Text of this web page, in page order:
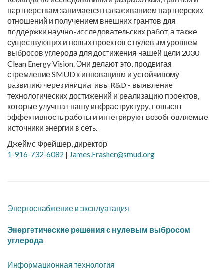
партнерствам занимается налаживанием партнерских
отношений и получением внешних грантов для
поддержки научно-исследовательских работ, а также
существующих и новых проектов с нулевым уровнем
выбросов углерода для достижения нашей цели 2030
Clean Energy Vision. Они делают это, продвигая
стремление SMUD к инновациям и устойчивому
развитию через инициативы R&D - выявление
технологических достижений и реализацию проектов,
которые улучшат нашу инфраструктуру, повысят
эффективность работы и интегрируют возобновляемые
источники энергии в сеть.
Джеймс Фрейшер, директор
1-916-732-6082 | James.Frasher@smud.org
Энергоснабжение и эксплуатация
Энергетические решения с нулевым выбросом
углерода
Информационная технология